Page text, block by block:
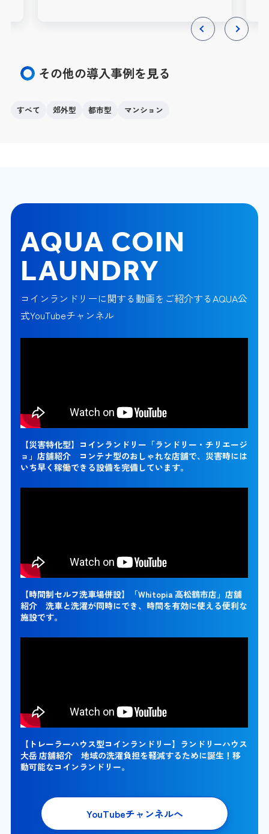
その他の導入事例を見る
すべて 郊外型 都市型 マンション
AQUA COIN
LAUNDRY
コインランドリーに関する動画をご紹介するAQUA公
式YouTubeチャンネル
【災害特化型】コインランドリー「ランドリー・チリエージ
ョ」店舗紹介 コンテナ型のおしゃれな店舗で、災害時には
いち早く稼働できる設備を完備しています。
【時間制セルフ洗車場併設】「Whitopia 高松鶴市店」店舗
紹介 洗車と洗濯が同時にでき、時間を有効に使える便利な
施設です。
【トレーラーハウス型コインランドリー】ランドリーハウス
大岳 店舗紹介 地域の洗濯負担を軽減するために誕生！移
動可能なコインランドリー。
YouTubeチャンネルへ